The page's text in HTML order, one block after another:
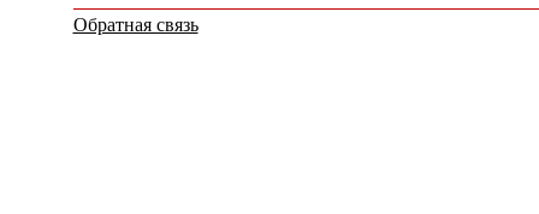
Обратная связь